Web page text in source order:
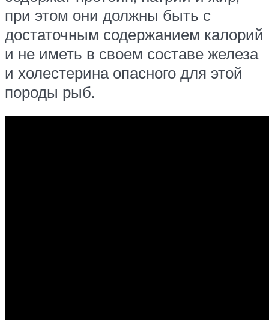
при этом они должны быть с
достаточным содержанием калорий
и не иметь в своем составе железа
и холестерина опасного для этой
породы рыб.